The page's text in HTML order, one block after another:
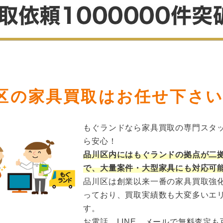
の家具買取はお任せ下さ
もぐランドなら家具買取の専門スタ
ら安心！
品川区内にはもぐランドの拠点が二
で、大量案件・大型家具にも対応可
品川区は創業以来一番の家具買取強
っており、買取実績数も大変多いエ
す。